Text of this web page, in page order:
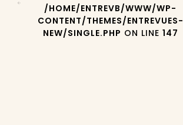
/HOME/ENTREVB/WWW/WP-
CONTENT/THEMES/ENTREVUES-
NEW/SINGLE.PHP ON LINE 147